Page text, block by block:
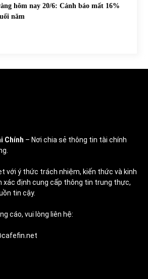
hôm nay 20/6: Cảnh báo mất 16%
năm
Chính – Nơi chia sẻ thông tin tài chính
với ý thức trách nhiệm, kiến thức và kinh
xác định cung cấp thông tin trung thực,
tin cậy.
cáo, vui lòng liên hệ: